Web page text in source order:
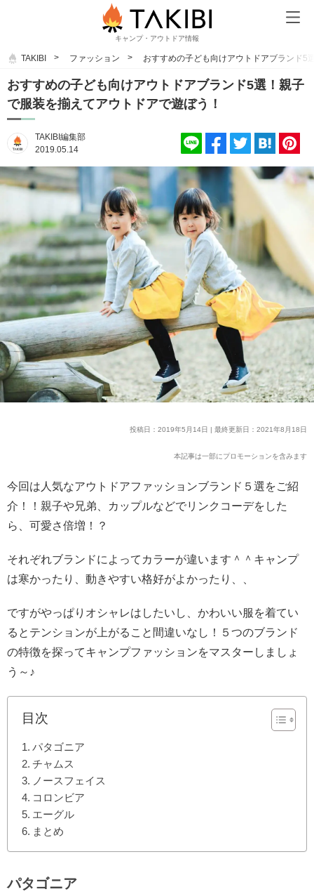
キャンプ・アウトドア情報
TAKIBI ファッション おすすめの子ども向けアウトドアブランド5
おすすめの子ども向けアウトドアブランド5選！親子
で服装を揃えてアウトドアで遊ぼう！
TAKIBI編集部
2019.05.14
投稿日：2019年5月14日 | 最終更新日：2021年8月18日
本記事は一部にプロモーションを含みます
今回は人気なアウトドアファッションブランド５選をご紹
介！！親子や兄弟、カップルなどでリンクコーデをした
ら、可愛さ倍増！？
それぞれブランドによってカラーが違います＾＾キャンプ
は寒かったり、動きやすい格好がよかったり、、
ですがやっぱりオシャレはしたいし、かわいい服を着てい
るとテンションが上がること間違いなし！５つのブランド
の特徴を探ってキャンプファッションをマスターしましょ
う～♪
目次
パタゴニア
チャムス
ノースフェイス
コロンビア
エーグル
まとめ
パタゴニア